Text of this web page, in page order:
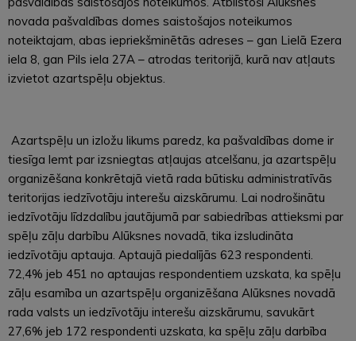
novada pašvaldības domes saistošajos noteikumos
noteiktajam, abas iepriekšminētās adreses – gan Lielā Ezera
iela 8, gan Pils iela 27A – atrodas teritorijā, kurā nav atļauts
izvietot azartspēļu objektus.
Azartspēļu un izložu likums paredz, ka pašvaldības dome ir
tiesīga lemt par izsniegtas atļaujas atcelšanu, ja azartspēļu
organizēšana konkrētajā vietā rada būtisku administratīvās
teritorijas iedzīvotāju interešu aizskārumu. Lai nodrošinātu
iedzīvotāju līdzdalību jautājumā par sabiedrības attieksmi par
spēļu zāļu darbību Alūksnes novadā, tika izsludināta
iedzīvotāju aptauja. Aptaujā piedalījās 623 respondenti.
72,4% jeb 451 no aptaujas respondentiem uzskata, ka spēļu
zāļu esamība un azartspēļu organizēšana Alūksnes novadā
rada valsts un iedzīvotāju interešu aizskārumu, savukārt
27,6% jeb 172 respondenti uzskata, ka spēļu zāļu darbība